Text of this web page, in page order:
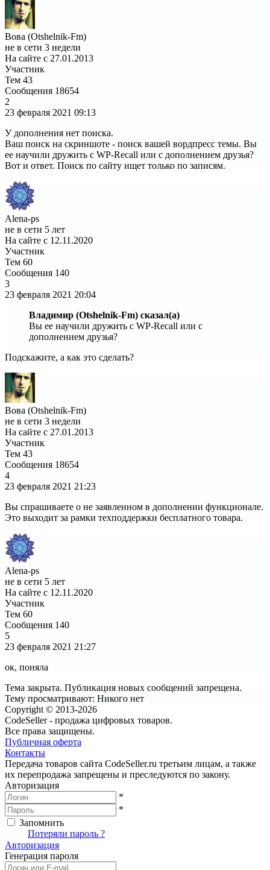
Вова (Otshelnik-Fm)
не в сети 3 недели
На сайте с 27.01.2013
Участник
Тем 43
Сообщения 18654
2
23 февраля 2021 09:13
У дополнения нет поиска.
Ваш поиск на скриншоте - поиск вашей вордпресс темы. Вы
ее научили дружить с WP-Recall или с дополнением друзья?
Вот и ответ. Поиск по сайту ищет только по записям.
Alena-ps
не в сети 5 лет
На сайте с 12.11.2020
Участник
Тем 60
Сообщения 140
3
23 февраля 2021 20:04
Владимир (Otshelnik-Fm) сказал(а)
Вы ее научили дружить с WP-Recall или с
дополнением друзья?
Подскажите, а как это сделать?
Вова (Otshelnik-Fm)
не в сети 3 недели
На сайте с 27.01.2013
Участник
Тем 43
Сообщения 18654
4
23 февраля 2021 21:23
Вы спрашиваете о не заявленном в дополнении функционале.
Это выходит за рамки техподдержки бесплатного товара.
Alena-ps
не в сети 5 лет
На сайте с 12.11.2020
Участник
Тем 60
Сообщения 140
5
23 февраля 2021 21:27
ок, поняла
Тема закрыта. Публикация новых сообщений запрещена.
Тему просматривают: Никого нет
Copyright © 2013-2026
CodeSeller - продажа цифровых товаров.
Все права защищены.
Публичная оферта
Контакты
Передача товаров сайта CodeSeller.ru третьим лицам, а также
их перепродажа запрещены и преследуются по закону.
Авторизация
*
*
Запомнить
Потеряли пароль ?
Авторизация
Генерация пароля